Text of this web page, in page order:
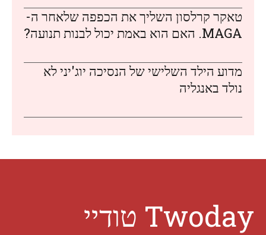
טאקר קרלסון השליך את הכפפה שלאחר ה-
MAGA. האם הוא באמת יכול לבנות תנועה?
מדוע הילד השלישי של הנסיכה יוג'יני לא
נולד באנגליה
Twoday טודיי